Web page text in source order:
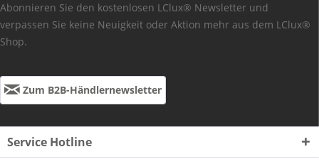
Abonnieren Sie den kostenlosen LClux® Newsletter und
verpassen Sie keine Neuigkeit oder Aktion mehr aus dem LClux®
Shop.
Zum B2B-Händlernewsletter
Service Hotline